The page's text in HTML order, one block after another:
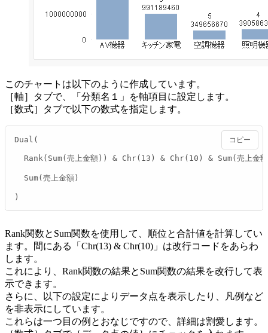
このチャートは以下のように作成しています。
［軸］タブで、「分類名１」を軸項目に設定します。
［数式］タブで以下の数式を指定します。
Dual(
Rank(Sum(売上金額)) & Chr(13) & Chr(10) & Sum(売上金
  Sum(売上金額)
)
コピー
Rank関数とSum関数を使用して、順位と合計値を計算してい
ます。間にある「Chr(13) & Chr(10)」は改行コードをあらわ
します。
これにより、Rank関数の結果とSum関数の結果を改行して表
示できます。
さらに、以下の設定によりデータ点を表示したり、凡例など
を非表示にしています。
これらは一つ目の例とおなじですので、詳細は割愛します。